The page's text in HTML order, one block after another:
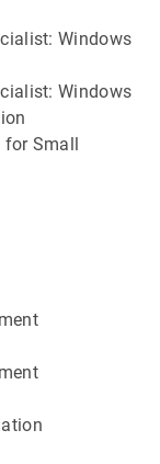
Windows
Windows
Small